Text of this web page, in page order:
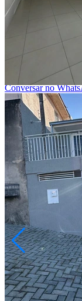
Mobiliado
Ponta Grossa/PR
2072997.001
Quartos
Área
Conversar no
Uvaranas
R$ 280.000,00
Sobrado em
Ponta Grossa/PR